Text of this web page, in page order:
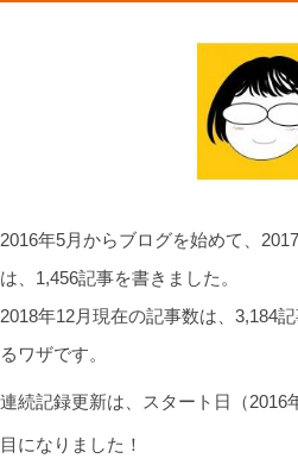
2016年5月からブログを始めて、
は、1,456記事を書きました。
2018年12月現在の記事数は、3,184
るワザです。
連続記録更新は、スタート日（2016
目になりました！